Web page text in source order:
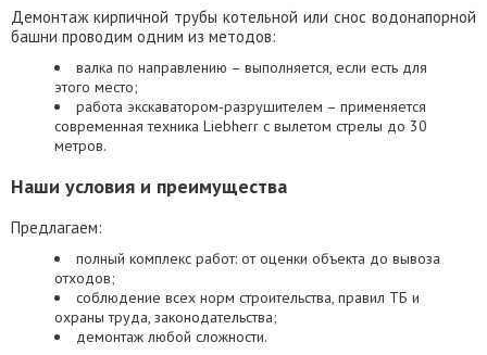
Демонтаж кирпичной трубы котельной или снос водонапорной
башни проводим одним из методов:
валка по направлению – выполняется, если есть для
этого место;
работа экскаватором-разрушителем – применяется
современная техника Liebherr с вылетом стрелы до 30
метров.
Наши условия и преимущества
Предлагаем:
полный комплекс работ: от оценки объекта до вывоза
отходов;
соблюдение всех норм строительства, правил ТБ и
охраны труда, законодательства;
демонтаж любой сложности.